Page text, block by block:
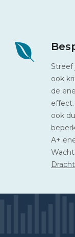
Streef
ook
de
ook
A+